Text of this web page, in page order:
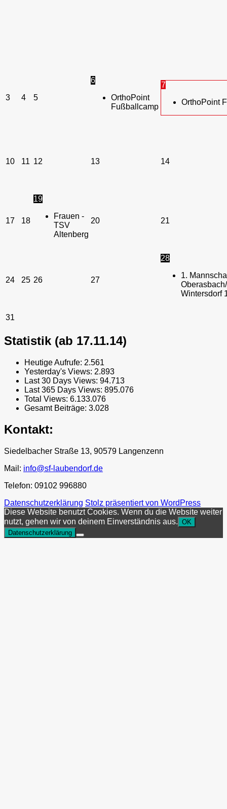
3 4 5
6
OrthoPoint
Fußballcamp
7
OrthoPoint
10 11 12 13 14
17 18
19
Frauen -
TSV
Altenberg
20 21
24 25 26 27
28
1.
Wintersdorf
31
Statistik (ab 17.11.14)
Heutige Aufrufe: 2.561
Yesterday's Views: 2.893
Last 30 Days Views: 94.713
Last 365 Days Views: 895.076
Total Views: 6.133.076
Gesamt Beiträge: 3.028
Kontakt:
Siedelbacher Straße 13, 90579 Langenzenn
Mail: info@sf-laubendorf.de
Telefon: 09102 996880
Datenschutzerklärung Stolz präsentiert von WordPress
Diese Website benutzt Cookies. Wenn du die Website weiter
nutzt, gehen wir von deinem Einverständnis aus. OK
Datenschutzerklärung